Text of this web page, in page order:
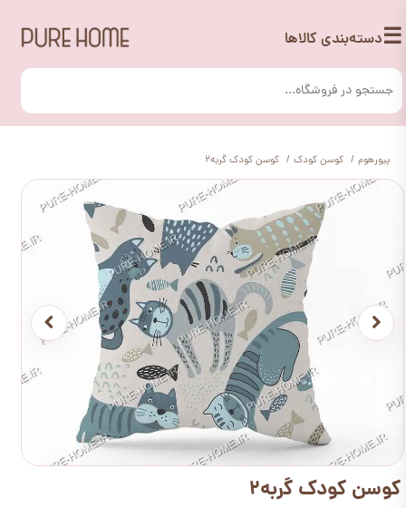
☰دسته‌بندی کالاها
پیورهوم کوسن کودک کوسن کودک گربه2
کوسن کودک گربه2